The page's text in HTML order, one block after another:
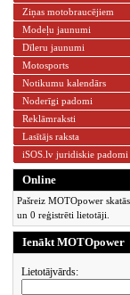
Ziņas motobraucējiem
Modeļu jaunumi
Dīleru jaunumi
Motosports
Notikumu kalendārs
Noderīgi padomi
Reklāmraksti
Lasītājs raksta
iSOS.lv juridiskie padomi
Online
Pašreiz MOTOpower
un 0 reģistrēti lietotāji.
Ienākt MOTOpower
Lietotājvārds: